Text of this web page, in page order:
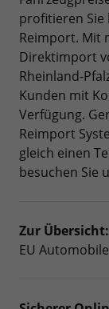
profitieren Sie
Reimport. Mit
Direktimport
Rheinland-
Kunden mit
Verfügung.
Reimport
gleich einen
besuchen Sie
Zur Übersicht:
EU